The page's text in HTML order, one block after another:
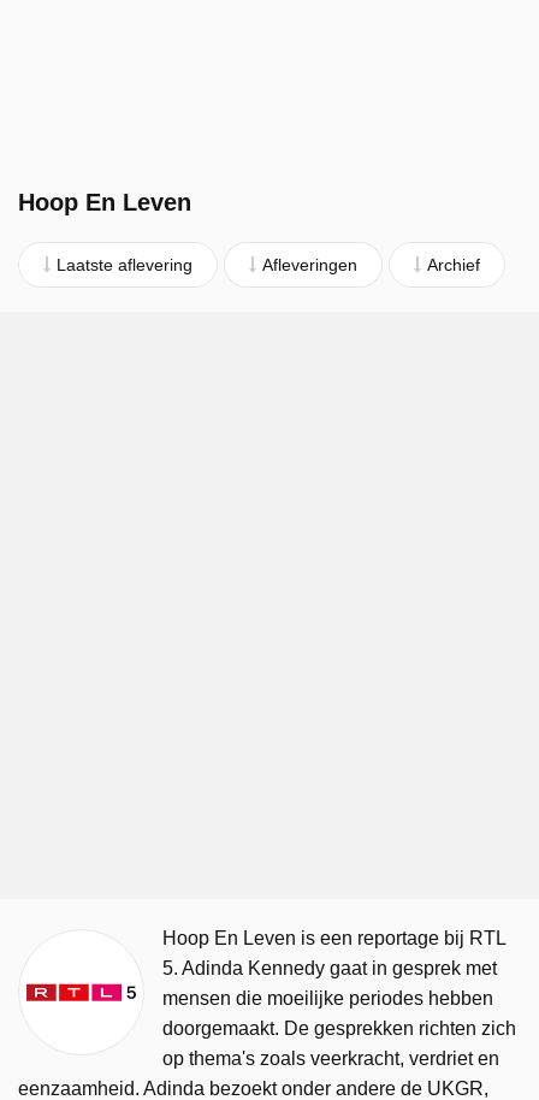
Hoop En Leven
Laatste aflevering Afleveringen Archief
Hoop En Leven is een reportage bij RTL
5. Adinda Kennedy gaat in gesprek met
mensen die moeilijke periodes hebben
doorgemaakt. De gesprekken richten zich
op thema's zoals veerkracht, verdriet en
eenzaamheid. Adinda bezoekt onder andere de UKGR,